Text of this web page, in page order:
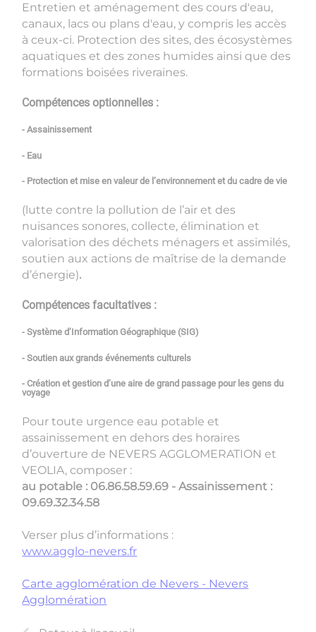
Entretien et aménagement des cours d'eau,
canaux, lacs ou plans d'eau, y compris les accès
à ceux-ci. Protection des sites, des écosystèmes
aquatiques et des zones humides ainsi que des
formations boisées riveraines.
Compétences optionnelles :
- Assainissement
- Eau
- Protection et mise en valeur de l’environnement et du cadre de vie
(lutte contre la pollution de l’air et des
nuisances sonores, collecte, élimination et
valorisation des déchets ménagers et assimilés,
soutien aux actions de maîtrise de la demande
d’énergie).
Compétences facultatives :
- Système d’Information Géographique (SIG)
- Soutien aux grands événements culturels
- Création et gestion d’une aire de grand passage pour les gens du
voyage
Pour toute urgence eau potable et
assainissement en dehors des horaires
d’ouverture de NEVERS AGGLOMERATION et
VEOLIA, composer :
au potable : 06.86.58.59.69 - Assainissement :
09.69.32.34.58
Verser plus d’informations :
www.agglo-nevers.fr
Carte agglomération de Nevers - Nevers
Agglomération